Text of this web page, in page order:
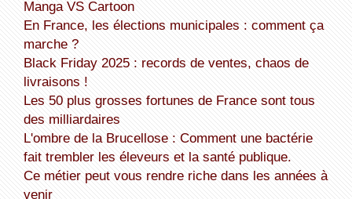
Manga VS Cartoon
En France, les élections municipales : comment ça
marche ?
Black Friday 2025 : records de ventes, chaos de
livraisons !
Les 50 plus grosses fortunes de France sont tous
des milliardaires
L'ombre de la Brucellose : Comment une bactérie
fait trembler les éleveurs et la santé publique.
Ce métier peut vous rendre riche dans les années à
venir